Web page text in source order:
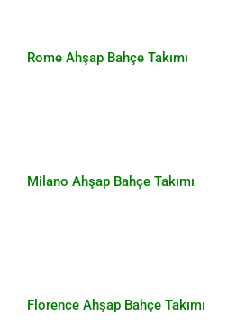
Rome Ahşap Bahçe Takımı
Milano Ahşap Bahçe Takımı
Florence Ahşap Bahçe Takımı